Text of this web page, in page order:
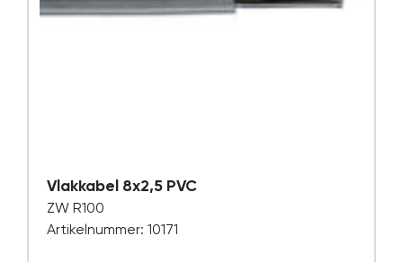
Vlakkabel 8x2,5 PVC
ZW R100
Artikelnummer: 10171